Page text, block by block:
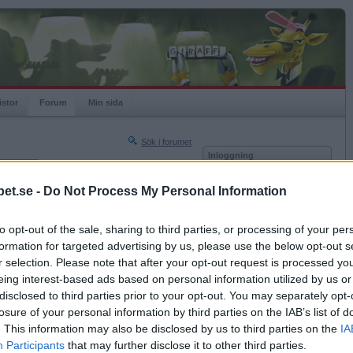
- Do Not Process My Personal Information
opt-out of the sale, sharing to third parties, or processing of your
for targeted advertising by us, please use the below opt-out
selection. Please note that after your opt-out request is processed
interest-based ads based on personal information utilized by us
to third parties prior to your opt-out. You may separately
of your personal information by third parties on the IAB’s list of
This information may also be disclosed by us to third parties on the
Participants that may further disclose it to other third parties.
Forum Min sida
Sök i forumet
Nästa sida »
2016-04-01 08:31
Inloggning
Kom ihåg mig
Glömt ditt lösenord?
Få ny aktiveringslänk
Betapet är gratis!